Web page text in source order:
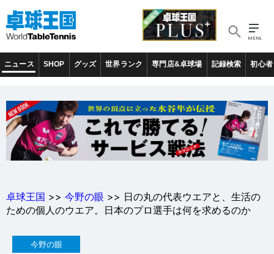
ニュース SHOP グッズ 世界ランク 専門店&卓球場 記録検索 初心者
卓球王国 >> 今野の眼 >> 日の丸の代表ウエアと、生活の
ための個人のウエア。日本のプロ選手は何を求めるのか
今野の眼